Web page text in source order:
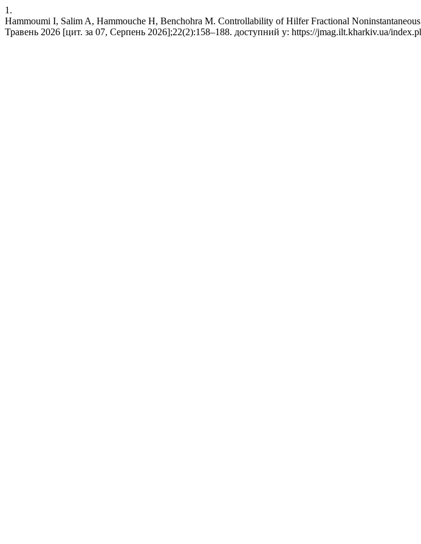
1.
Hammoumi I, Salim A, Hammouche H, Benchohra M. Controllability of Hilfer Fractional
Травень 2026 [цит. за 07, Серпень 2026];22(2):158–188. доступний у: https://jmag.ilt.kharkiv.ua/